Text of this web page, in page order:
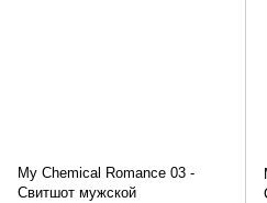
My Chemical Romance 03 -
Свитшот мужской